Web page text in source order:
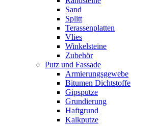
Sand
Splitt
Terassenplatten
Vlies
Winkelsteine
Zubehör
Putz und Fassade
Armierungsgewebe
Bitumen Dichtstoffe
Gipsputze
Grundierung
Haftgrund
Kalkputze